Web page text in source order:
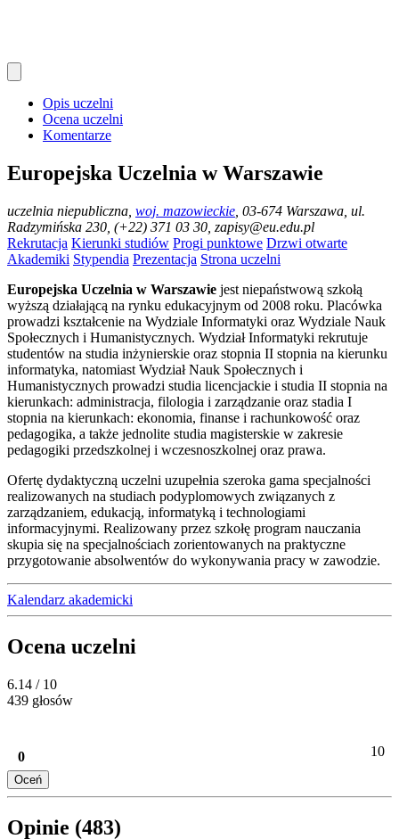
Opis uczelni
Ocena uczelni
Komentarze
Europejska Uczelnia w Warszawie
uczelnia niepubliczna woj. mazowieckie , 03-674 Warszawa, ul.
Radzymińska 230, (+22) 371 03 30, zapisy@eu.edu.pl
Rekrutacja Kierunki studiów Progi punktowe Drzwi otwarte
Akademiki Stypendia Prezentacja Strona uczelni
Europejska Uczelnia w Warszawie jest niepaństwową szkołą
wyższą działającą na rynku edukacyjnym od 2008 roku. Placówka
prowadzi kształcenie na Wydziale Informatyki oraz Wydziale Nauk
Społecznych i Humanistycznych. Wydział Informatyki rekrutuje
studentów na studia inżynierskie oraz stopnia II stopnia na kierunku
informatyka, natomiast Wydział Nauk Społecznych i
Humanistycznych prowadzi studia licencjackie i studia II stopnia na
kierunkach: administracja, filologia i zarządzanie oraz stadia I
stopnia na kierunkach: ekonomia, finanse i rachunkowość oraz
pedagogika, a także jednolite studia magisterskie w zakresie
pedagogiki przedszkolnej i wczesnoszkolnej oraz prawa.
Ofertę dydaktyczną uczelni uzupełnia szeroka gama specjalności
realizowanych na studiach podyplomowych związanych z
zarządzaniem, edukacją, informatyką i technologiami
informacyjnymi. Realizowany przez szkołę program nauczania
skupia się na specjalnościach zorientowanych na praktyczne
przygotowanie absolwentów do wykonywania pracy w zawodzie.
Kalendarz akademicki
Ocena uczelni
6.14 / 10
439 głosów
0 10
Oceń
Opinie (483)